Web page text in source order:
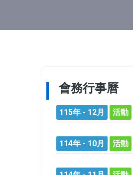
會務行事曆
115年 - 12月 活動
114年 - 10月 活動